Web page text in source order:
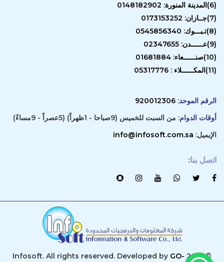
(6)المدينة المنورة: 0148182902
(7)جــازان: 0173153252
(8)تـبـــوك: 0545856340
(9)عــــــدن: 02347655
(10)صنــــــعاء: 01681884
(11)المكــــــلاء : 05317776
الرقم الموحد:
920012306
أوقات الدوام: من السبت للخميس (9صباحا - 1ظهراً) (5عصراً - 9مساءً)
الإيميل: info@infosoft.com.sa
اتصل بنا:
© 2019 Infosoft. All rights reserved. Developed by
GO-